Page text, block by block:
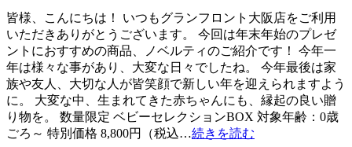
皆様、こんにちは！ いつもグランフロント大阪店をご利用
いただきありがとうございます。 今回は年末年始のプレゼ
ントにおすすめの商品、ノベルティのご紹介です！ 今年一
年は様々な事があり、大変な日々でしたね。 今年最後は家
族や友人、大切な人が皆笑顔で新しい年を迎えられますよう
に。 大変な中、生まれてきた赤ちゃんにも、縁起の良い贈
り物を。 数量限定 ベビーセレクションBOX 対象年齢：0歳
ごろ～ 特別価格 8,800円（税込…続きを読む